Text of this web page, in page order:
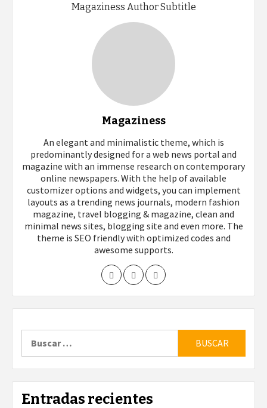
Magaziness Author Subtitle
Magaziness
An elegant and minimalistic theme, which is
predominantly designed for a web news portal and
magazine with an immense research on contemporary
online newspapers. With the help of available
customizer options and widgets, you can implement
layouts as a trending news journals, modern fashion
magazine, travel blogging & magazine, clean and
minimal news sites, blogging site and even more. The
theme is SEO friendly with optimized codes and
awesome supports.
Entradas recientes